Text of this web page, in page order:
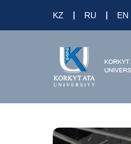
KZ RU EN